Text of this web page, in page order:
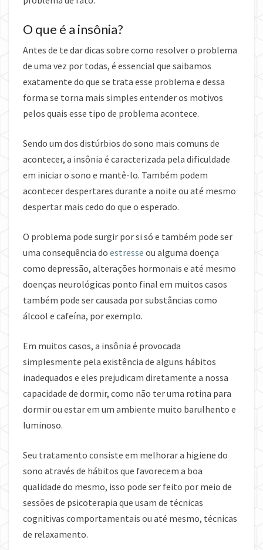
O que é a insônia?
Antes de te dar dicas sobre como resolver o problema
de uma vez por todas, é essencial que saibamos
exatamente do que se trata esse problema e dessa
forma se torna mais simples entender os motivos
pelos quais esse tipo de problema acontece.
Sendo um dos distúrbios do sono mais comuns de
acontecer, a insônia é caracterizada pela dificuldade
em iniciar o sono e mantê-lo. Também podem
acontecer despertares durante a noite ou até mesmo
despertar mais cedo do que o esperado.
O problema pode surgir por si só e também pode ser
uma consequência do estresse ou alguma doença
como depressão, alterações hormonais e até mesmo
doenças neurológicas ponto final em muitos casos
também pode ser causada por substâncias como
álcool e cafeína, por exemplo.
Em muitos casos, a insônia é provocada
simplesmente pela existência de alguns hábitos
inadequados e eles prejudicam diretamente a nossa
capacidade de dormir, como não ter uma rotina para
dormir ou estar em um ambiente muito barulhento e
luminoso.
Seu tratamento consiste em melhorar a higiene do
sono através de hábitos que favorecem a boa
qualidade do mesmo, isso pode ser feito por meio de
sessões de psicoterapia que usam de técnicas
cognitivas comportamentais ou até mesmo, técnicas
de relaxamento.